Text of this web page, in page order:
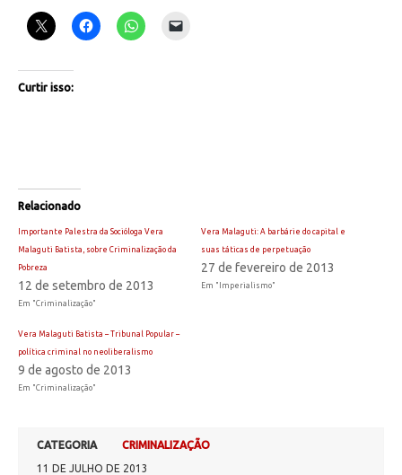
Curtir isso:
Relacionado
Importante Palestra da Socióloga Vera
Malaguti Batista, sobre Criminalização da
Pobreza
12 de setembro de 2013
Em "Criminalização"
Vera Malaguti: A barbárie do capital e
suas táticas de perpetuação
27 de fevereiro de 2013
Em "Imperialismo"
Vera Malaguti Batista – Tribunal Popular –
política criminal no neoliberalismo
9 de agosto de 2013
Em "Criminalização"
CATEGORIA
CRIMINALIZAÇÃO
11 DE JULHO DE 2013